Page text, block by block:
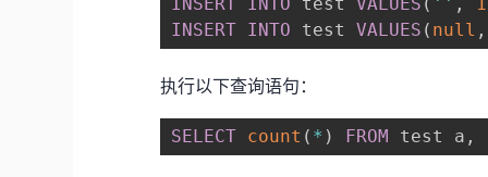
INSERT INTO test VALUES ( null ,
执行以下查询语句：
SELECT count ( * ) FROM test a ,